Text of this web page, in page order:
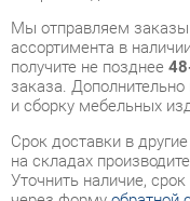
и сборку мебельных
Срок доставки в другие
на складах
Уточнить наличие,
через формуобратной
В любой момент до
течение 7-ми дней
изменить выборили